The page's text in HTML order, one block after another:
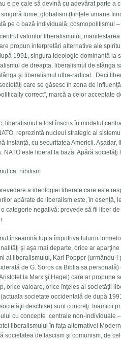
e pe cale să devină cu adevărat parte a
lume, globalism (fiinţele umane
pe o bază individuală, cosmopolitismul
valorilor liberalismului,
propun interpretări alternative ale
1991, singura ideologie dominantă
de dreapta, liberalismul de stânga
şi liberalismul ultra-radical. Deci
care se găsesc în zona de
correct”, marcă a celor
liberalismul a fost înscris în modelul
reprezintă nucleul strategic al
instanţă, cu securitatea Americii.
NATO este liberal la bază. Apără
ca nihilism
a ideologiei liberale care este
apărate de liberalism este, în esenţă,
categorie negativă: prevede să fii liber
înseamnă lupta împotriva tuturor
şi aşa mai departe, orice ar
ai liberalismului, Karl Popper (urmându-l
de G. Soros ca Biblia sa
la Marx şi Hegel) care ar propune
orice valoare, orice înţeles al societăţii
societate occidentală de după
deschise) sunt concreţi. Inamicii
cu concepte centrale non-individuale
liberalismului în faţa alternativei
societatea de fascism şi comunism, de